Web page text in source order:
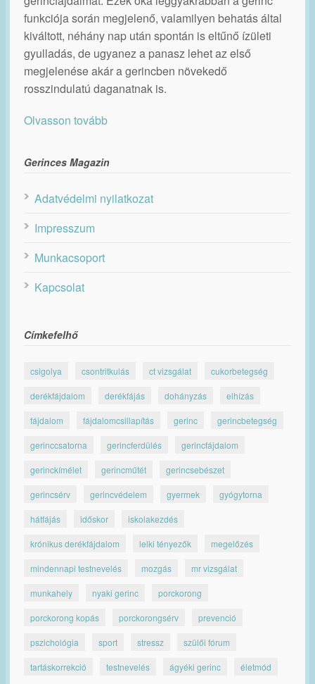
funkciója során megjelenő, valamilyen behatás által
kiváltott, néhány nap után spontán is eltűnő ízületi
gyulladás, de ugyanez a panasz lehet az első
megjelenése akár a gerincben növekedő
rosszindulatú daganatnak is.
Olvasson tovább
Gerinces Magazin
Adatvédelmi nyilatkozat
Impresszum
Munkacsoport
Kapcsolat
Címkefelhő
csigolya csontritkulás ct vizsgálat cukorbetegség
derékfájdalom derékfájás dohányzás elhízás
fájdalom fájdalomcsillapítás gerinc gerincbetegség
gerinccsatorna gerincferdülés gerincfájdalom
gerinckímélet gerincműtét gerincsebészet
gerincsérv gerincvédelem gyermek gyógytorna
hátfájás időskor iskolakezdés
krónikus derékfájdalom lelki tényezők megelőzés
mindennapi testnevelés mozgás mr vizsgálat
munkahely nyaki gerinc porckorong
porckorong kopás porckorongsérv prevenció
pszichológia sport stressz szülői fórum
tartáskorrekció testnevelés ágyéki gerinc életmód